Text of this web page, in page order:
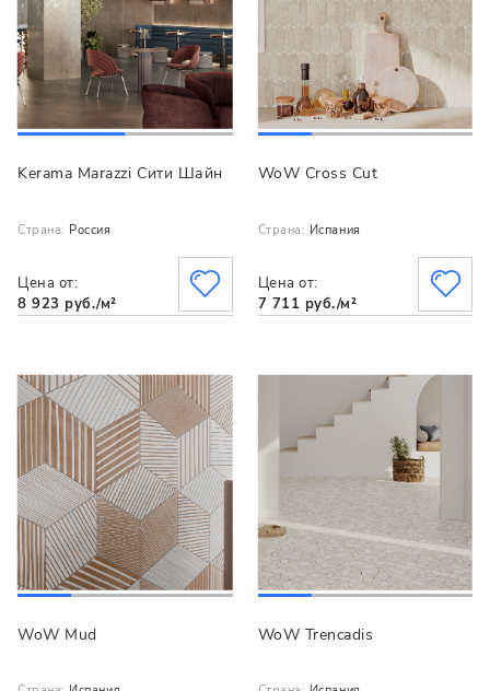
Kerama Marazzi Сити Шайн
Страна: Россия
Цена от:
8 923 руб./м²
WoW Cross Cut
Страна: Испания
Цена от:
7 711 руб./м²
WoW Mud WoW Trencadis